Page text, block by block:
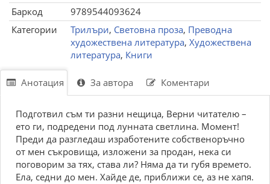
Баркод
9789544093624
Категории
Трилъри, Световна проза, Преводна
художествена литература, Художествена
литература, Книги
Анотация За автора Коментари
Подготвил съм ти разни нещица, Верни читателю –
ето ги, подредени под лунната светлина. Момент!
Преди да разгледаш изработените собственоръчно
от мен съкровища, изложени за продан, нека си
поговорим за тях, става ли? Няма да ти губя времето.
Ела, седни до мен. Хайде де, приближи се, аз не хапя.